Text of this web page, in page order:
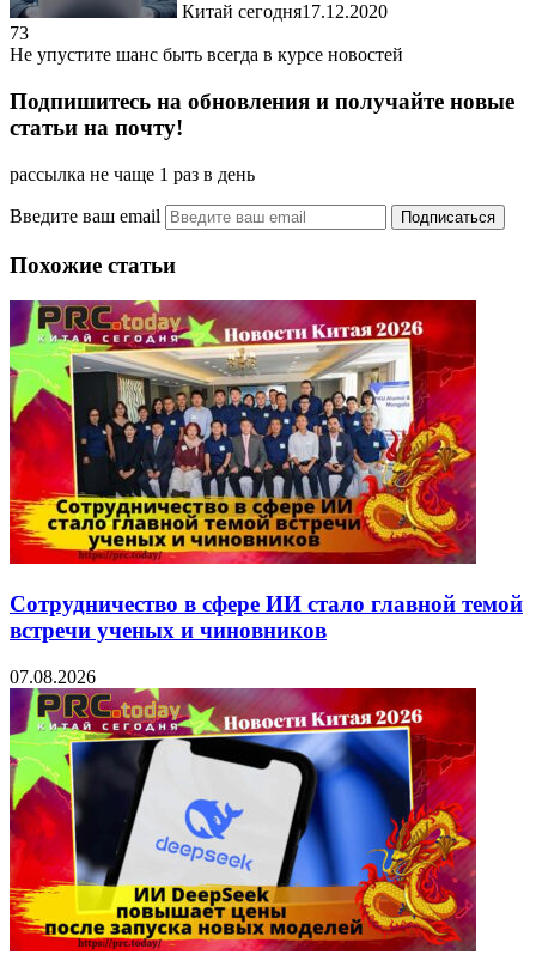
Китай сегодня17.12.2020
73
Не упустите шанс быть всегда в курсе новостей
Подпишитесь на обновления и получайте новые
статьи на почту!
рассылка не чаще 1 раз в день
Введите ваш email
Похожие статьи
Сотрудничество в сфере ИИ стало главной темой
встречи ученых и чиновников
07.08.2026